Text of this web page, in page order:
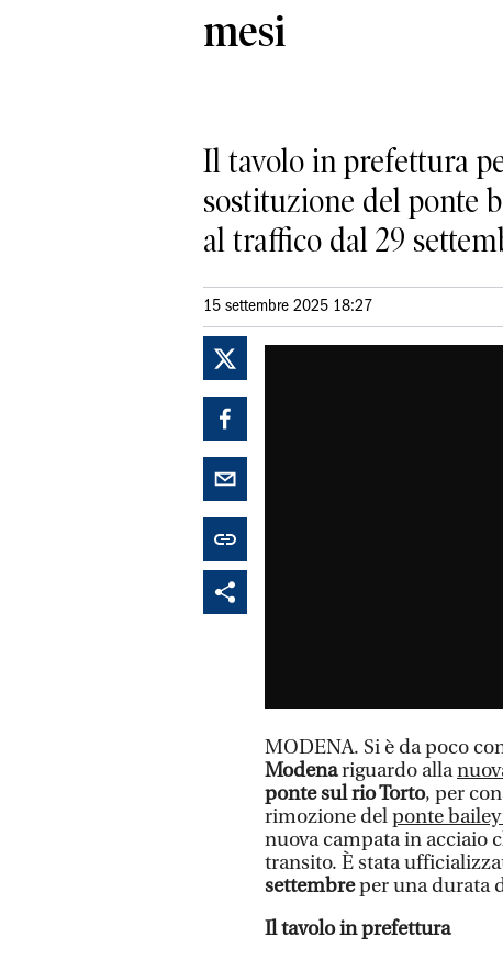
mesi
Il tavolo in prefettura
sostituzione del ponte
al traffico dal 29
15 settembre 2025 18:27
MODENA. Si è da poco
Modenariguardo alla
ponte sul rio Torto, per
rimozione delponte
nuova campata in acciaio
transito. È stata
settembreper una durata
Il tavolo in prefettura